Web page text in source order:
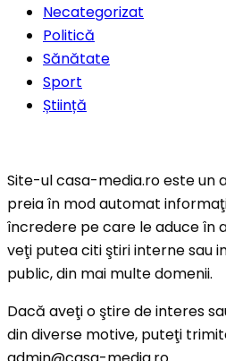
Necategorizat
Politică
Sănătate
Sport
Știință
Site-ul casa-media.ro este un
preia în mod automat
încredere pe care le aduce în
veţi putea citi ştiri interne sau
public, din mai multe domenii.
Dacă aveţi o ştire de interes
din diverse motive, puteţi